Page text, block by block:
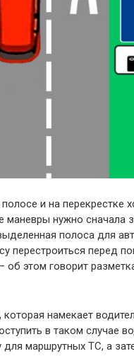
и на перекрестке
нужно сначала
полоса для
перестроиться перед
этом говорит
намекает
в таком случае
для маршрутных ТС, а